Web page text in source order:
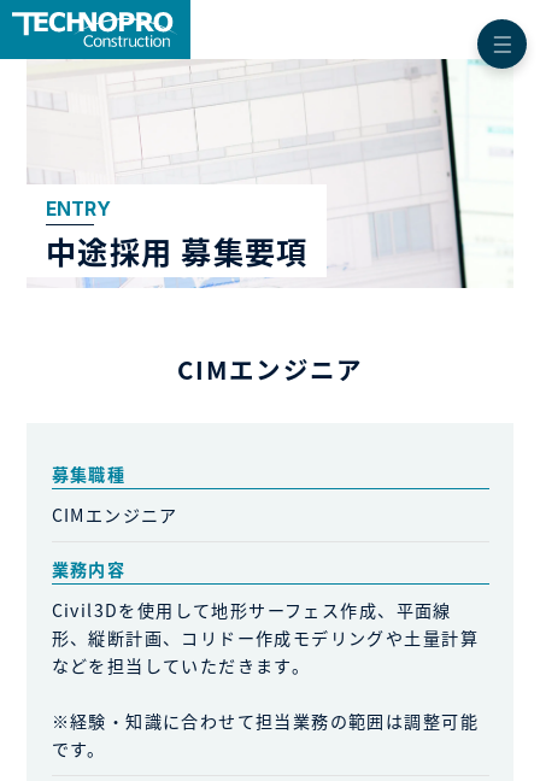
ENTRY
中途採用 募集要項
CIMエンジニア
募集職種
CIMエンジニア
業務内容
Civil3Dを使用して地形サーフェス作成、平面線
形、縦断計画、コリドー作成モデリングや土量計算
などを担当していただきます。
※経験・知識に合わせて担当業務の範囲は調整可能
です。